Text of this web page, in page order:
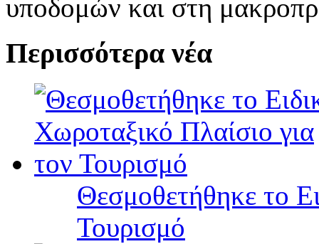
υποδομών και στη
Περισσότερα νέα
Θεσμοθετήθηκε το
Τουρισμό